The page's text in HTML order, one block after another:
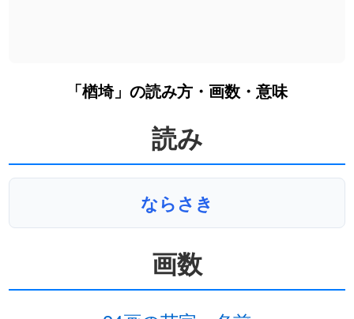
「楢埼」の読み方・画数・意味
読み
ならさき
画数